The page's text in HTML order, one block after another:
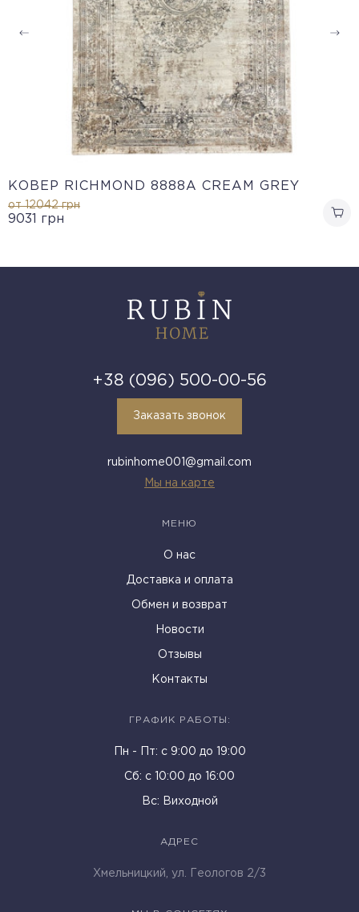
КОВЕР RICHMOND 8888A CREAM GREY
от 12042грн
9031 грн
+38 (096) 500-00-56
Заказать звонок
rubinhome001@gmail.com
Мы на карте
МЕНЮ
О нас
Доставка и оплата
Обмен и возврат
Новости
Отзывы
Контакты
ГРАФИК РАБОТЫ:
Пн - Пт: c 9:00 до 19:00
Cб: с 10:00 до 16:00
Вс: Виходной
АДРЕС
Хмельницкий, ул. Геологов 2/3